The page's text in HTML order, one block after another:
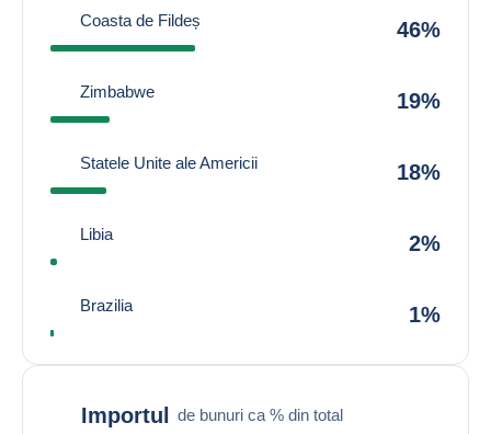
Coasta de Fildeș 46%
Zimbabwe 19%
Statele Unite ale Americii 18%
Libia 2%
Brazilia 1%
Importul de bunuri ca % din total